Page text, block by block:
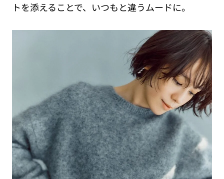
トを添えることで、いつもと違うムードに。